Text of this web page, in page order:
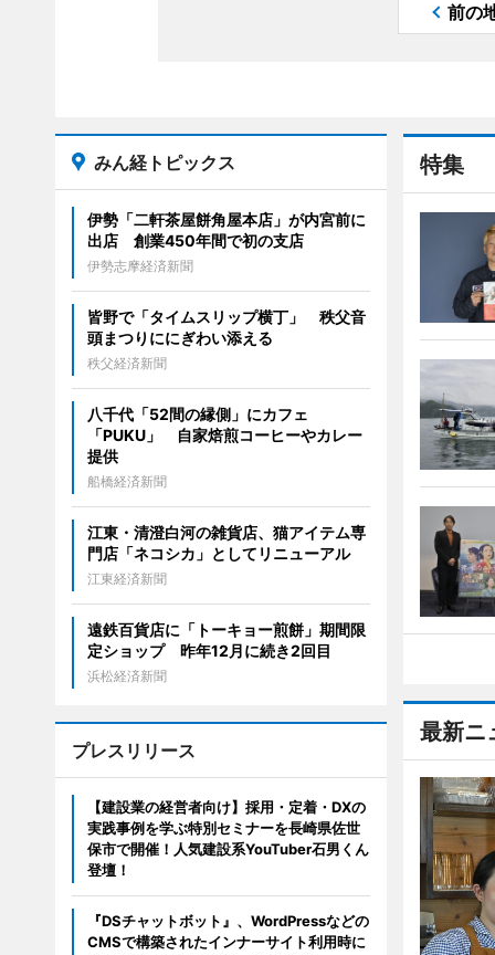
前の
特集
最新ニ
みん経トピックス
伊勢「二軒茶屋餅角屋本店」が内宮前に
出店 創業450年間で初の支店
伊勢志摩経済新聞
皆野で「タイムスリップ横丁」 秩父音
頭まつりににぎわい添える
秩父経済新聞
八千代「52間の縁側」にカフェ
「PUKU」 自家焙煎コーヒーやカレー
提供
船橋経済新聞
江東・清澄白河の雑貨店、猫アイテム専
門店「ネコシカ」としてリニューアル
江東経済新聞
遠鉄百貨店に「トーキョー煎餅」期間限
定ショップ 昨年12月に続き2回目
浜松経済新聞
プレスリリース
【建設業の経営者向け】採用・定着・DXの
実践事例を学ぶ特別セミナーを長崎県佐世
保市で開催！人気建設系YouTuber石男くん
登壇！
『DSチャットボット』、WordPressなどの
CMSで構築されたインナーサイト利用時に